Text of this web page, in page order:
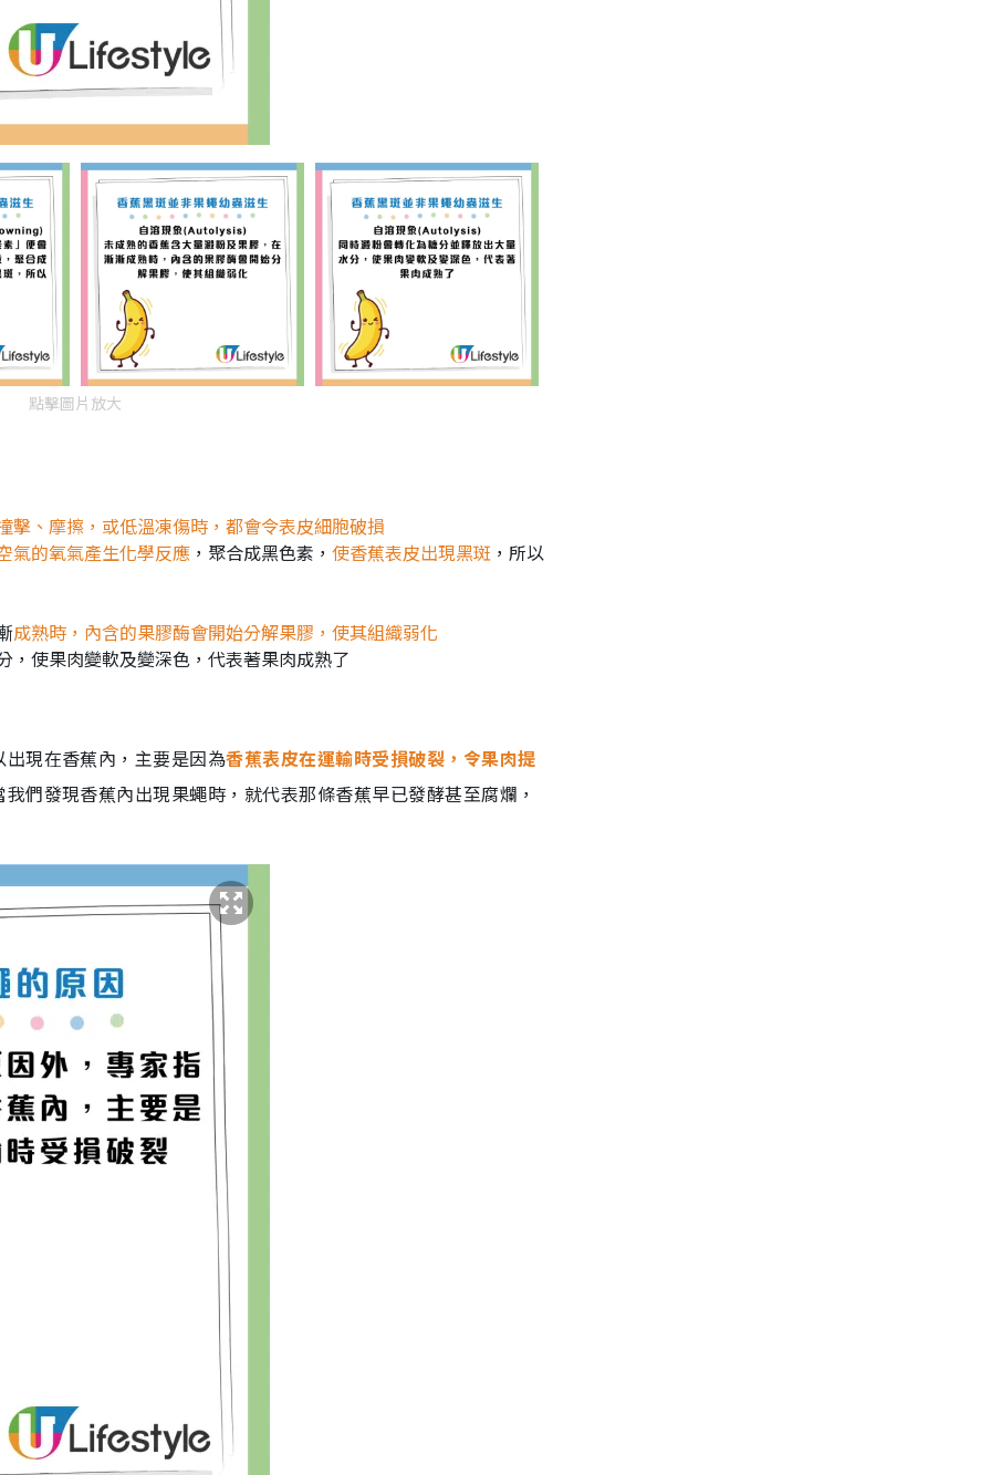
點擊圖片放大
擊、摩擦，或低溫凍傷時，都會令表皮細胞破損
氣的氧氣產生化學反應 ，聚合成黑色素， 使香蕉表皮出現黑斑 ，所以
成熟時，內含的果膠酶會開始分解果膠，使其組織弱化
，使果肉變軟及變深色，代表著果肉成熟了
現在香蕉內，主要是因為香蕉表皮在運輸時受損破裂，令果肉提
我們發現香蕉內出現果蠅時，就代表那條香蕉早已發酵甚至腐爛，